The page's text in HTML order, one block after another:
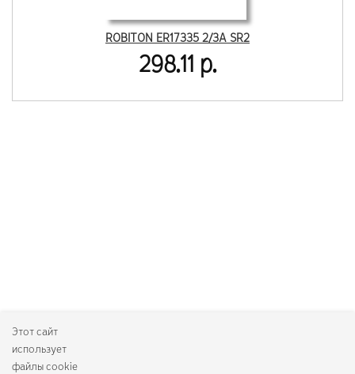
ROBITON ER17335 2/3A SR2
298.11 р.
Этот сайт
использует
файлы cookie